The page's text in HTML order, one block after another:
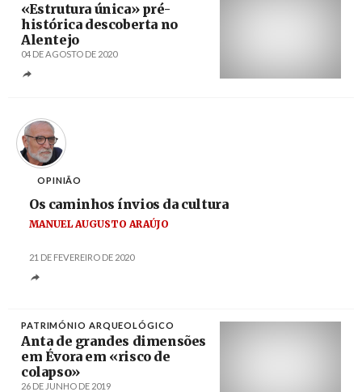
«Estrutura única» pré-
histórica descoberta no
Alentejo
04 DE AGOSTO DE 2020
OPINIÃO
Os caminhos ínvios da cultura
MANUEL AUGUSTO ARAÚJO
21 DE FEVEREIRO DE 2020
PATRIMÓNIO ARQUEOLÓGICO
Anta de grandes dimensões
em Évora em «risco de
colapso»
26 DE JUNHO DE 2019